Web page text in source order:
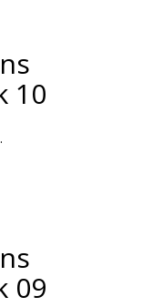
10
09